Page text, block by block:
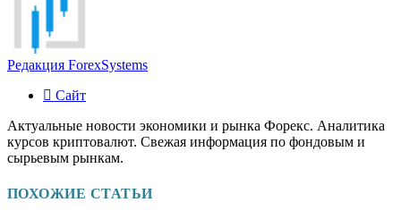
Редакция ForexSystems
Сайт
Актуальные новости экономики и рынка Форекс. Аналитика
курсов криптовалют. Свежая информация по фондовым и
сырьевым рынкам.
ПОХОЖИЕ СТАТЬИ